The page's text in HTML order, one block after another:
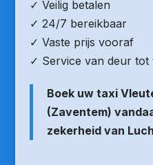
✓ Veilig betalen
✓ 24/7 bereikbaar
✓ Vaste prijs vooraf
✓ Service van deur tot
Boek uw taxi
(Zaventem)
zekerheid van